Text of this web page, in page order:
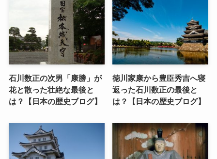
石川数正の次男「康勝」が
花と散った壮絶な最後と
は？【日本の歴史ブログ】
徳川家康から豊臣秀吉へ寝
返った石川数正の最後と
は？【日本の歴史ブログ】